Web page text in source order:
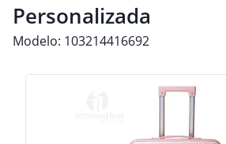
Personalizada
Modelo: 103214416692